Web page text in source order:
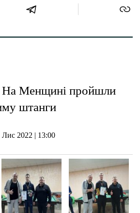
Менщині пройшли
штанги
Лис 2022 | 13:00